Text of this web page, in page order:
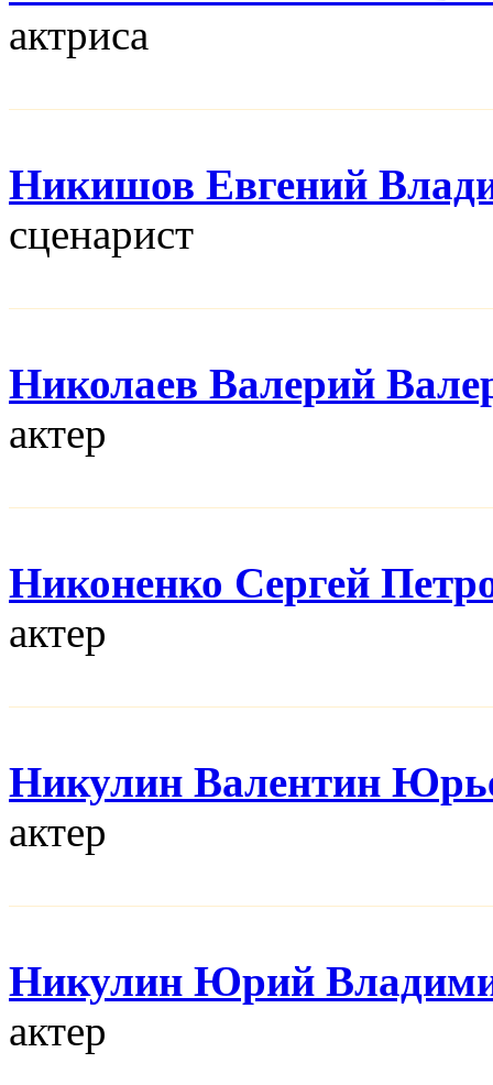
актриса
Никишов Евгений
сценарист
Николаев Валерий
актер
Никоненко Сергей
актер
Никулин Валентин
актер
Никулин Юрий
актер